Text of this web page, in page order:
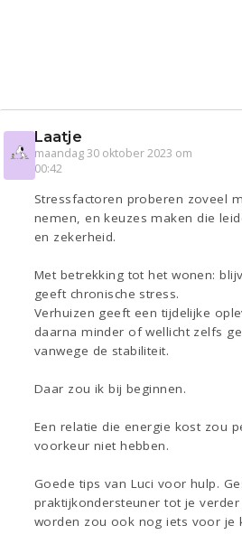
Laatje
maandag 30 oktober 2023 om
00:42
Stressfactoren proberen zoveel
nemen, en keuzes maken die
en zekerheid.
Met betrekking tot het wonen:
geeft chronische stress.
Verhuizen geeft een tijdelijke
daarna minder of wellicht zelfs
vanwege de stabiliteit.
Daar zou ik bij beginnen.
Een relatie die energie kost zou
voorkeur niet hebben.
Goede tips van Luci voor hulp.
praktijkondersteuner tot je
worden zou ook nog iets voor je